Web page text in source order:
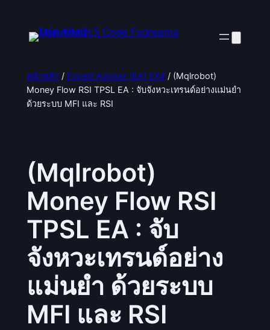
หน้าหลัก / Expert Adviser (EA) EX4/ (Mqlrobot)
Money Flow RSI TPSL EA : จับจังหวะเทรนด์อย่างแม่นยำ
ด้วยระบบ MFI และ RSI
(Mqlrobot)
Money Flow RSI
TPSL EA : จับ
จังหวะเทรนด์อย่าง
แม่นยำ ด้วยระบบ
MFI และ RSI